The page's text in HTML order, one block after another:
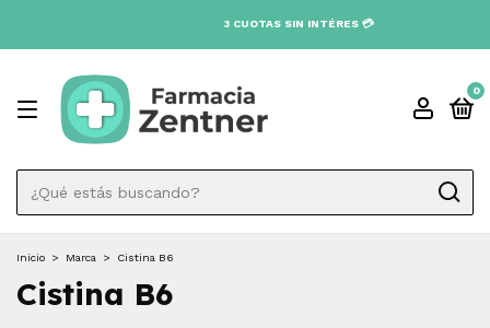
3 CUOTAS SIN INTÉRES 💳
0
Inicio > Marca > Cistina B6
Cistina B6